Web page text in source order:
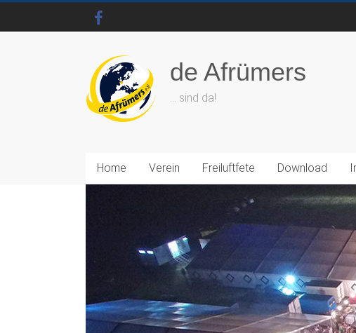
de Afrümers
… sind da!
Home Verein Freiluftfete Download